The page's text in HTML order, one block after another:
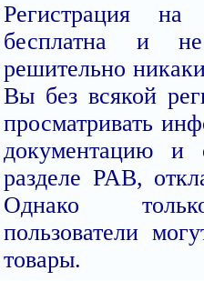
Регистрация
бесплатна и
решительно
Вы без всякой
просматривать
документацию и
разделе PAB,
Однако
пользователи
товары.